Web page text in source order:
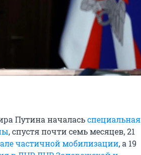
Путина началасьспециальная
, спустя почти семь месяцев, 21
частичной мобилизации, а 19